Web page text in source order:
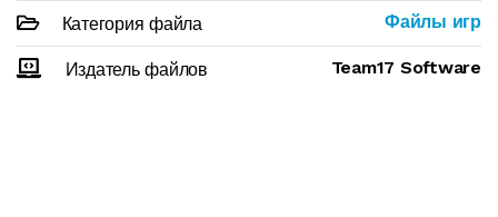
Категория файла Файлы игр
Издатель файлов Team17 Software